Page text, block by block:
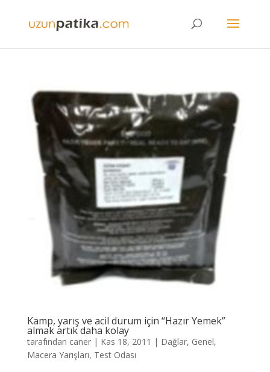
Kamp, yarış ve acil durum için “Hazır Yemek”
almak artık daha kolay
tarafından caner| Kas 18, 2011 | Dağlar, Genel,
Macera Yarışları, Test Odası